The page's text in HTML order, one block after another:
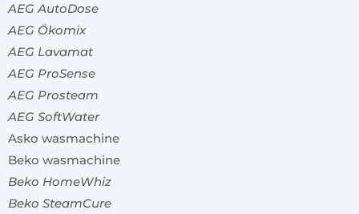
AEG AutoDose
AEG Ökomix
AEG Lavamat
AEG ProSense
AEG Prosteam
AEG SoftWater
Asko wasmachine
Beko wasmachine
Beko HomeWhiz
Beko SteamCure